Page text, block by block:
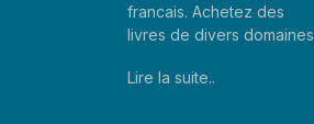
francais. Achetez des
livres de divers domaines
Lire la suite..